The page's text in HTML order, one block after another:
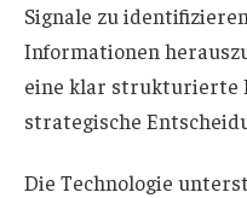
Signale zu
Informationen
eine klar strukturierte
strategische
Die Technologie